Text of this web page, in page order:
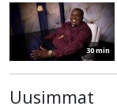
30 min
Uusimmat